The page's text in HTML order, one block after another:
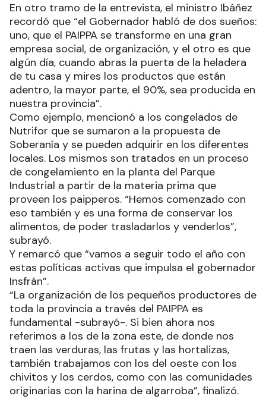
En otro tramo de la entrevista, el ministro Ibáñez
recordó que “el Gobernador habló de dos sueños:
uno, que el PAIPPA se transforme en una gran
empresa social, de organización, y el otro es que
algún día, cuando abras la puerta de la heladera
de tu casa y mires los productos que están
adentro, la mayor parte, el 90%, sea producida en
nuestra provincia”.
Como ejemplo, mencionó a los congelados de
Nutrifor que se sumaron a la propuesta de
Soberanía y se pueden adquirir en los diferentes
locales. Los mismos son tratados en un proceso
de congelamiento en la planta del Parque
Industrial a partir de la materia prima que
proveen los paipperos. “Hemos comenzado con
eso también y es una forma de conservar los
alimentos, de poder trasladarlos y venderlos”,
subrayó.
Y remarcó que “vamos a seguir todo el año con
estas políticas activas que impulsa el gobernador
Insfrán”.
“La organización de los pequeños productores de
toda la provincia a través del PAIPPA es
fundamental -subrayó-. Si bien ahora nos
referimos a los de la zona este, de donde nos
traen las verduras, las frutas y las hortalizas,
también trabajamos con los del oeste con los
chivitos y los cerdos, como con las comunidades
originarias con la harina de algarroba”, finalizó.